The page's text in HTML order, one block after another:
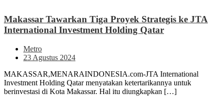
Makassar Tawarkan Tiga Proyek Strategis ke JTA
International Investment Holding Qatar
Metro
23 Agustus 2024
MAKASSAR,MENARAINDONESIA.com-JTA International
Investment Holding Qatar menyatakan ketertarikannya untuk
berinvestasi di Kota Makassar. Hal itu diungkapkan […]